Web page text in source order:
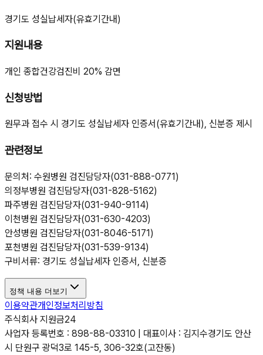
경기도 성실납세자(유효기간내)
지원내용
개인 종합건강검진비 20% 감면
신청방법
원무과 접수 시 경기도 성실납세자 인증서(유효기간내), 신분증 제시
관련정보
문의처: 수원병원 검진담당자(031-888-0771)
의정부병원 검진담당자(031-828-5162)
파주병원 검진담당자(031-940-9114)
이천병원 검진담당자(031-630-4203)
안성병원 검진담당자(031-8046-5171)
포천병원 검진담당자(031-539-9134)
구비서류: 경기도 성실납세자 인증서, 신분증
정책 내용 더보기
이용약관개인정보처리방침
주식회사 지원금24
사업자 등록번호 : 898-88-03310 | 대표이사 : 김지수경기도 안산
시 단원구 광덕3로 145-5, 306-32호(고잔동)